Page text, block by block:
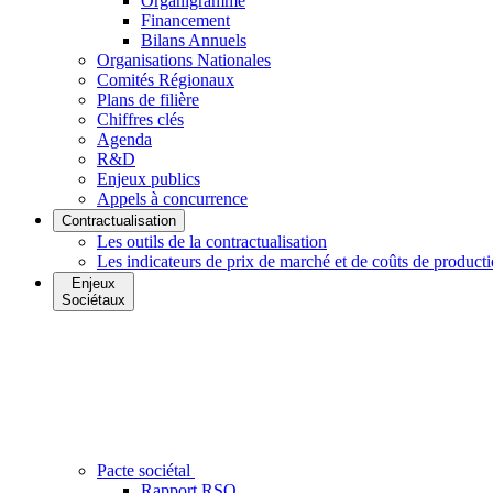
Financement
Bilans Annuels
Organisations Nationales
Comités Régionaux
Plans de filière
Chiffres clés
Agenda
R&D
Enjeux publics
Appels à concurrence
Contractualisation
Les outils de la contractualisation
Les indicateurs de prix de marché et de coûts de
Enjeux
Sociétaux
Pacte sociétal